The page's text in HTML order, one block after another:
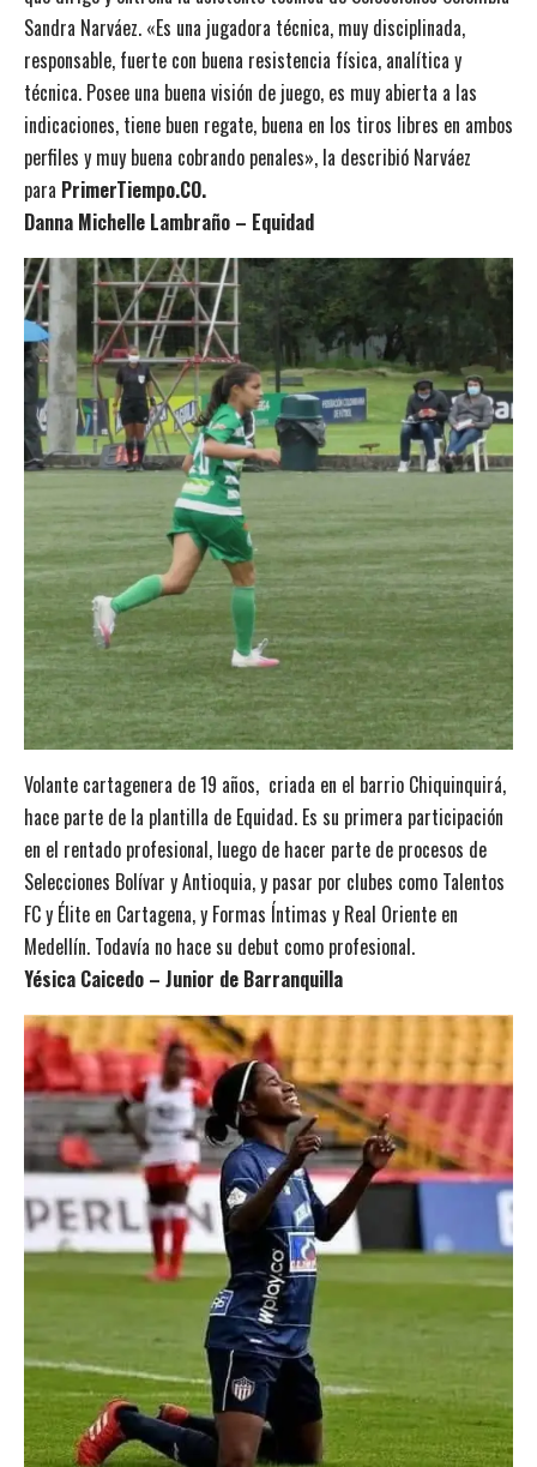
Sandra Narváez. «Es una jugadora técnica, muy disciplinada,
responsable, fuerte con buena resistencia física, analítica y
técnica. Posee una buena visión de juego, es muy abierta a las
indicaciones, tiene buen regate, buena en los tiros libres en ambos
perfiles y muy buena cobrando penales», la describió Narváez
para PrimerTiempo.CO.
Danna Michelle Lambraño – Equidad
Volante cartagenera de 19 años, criada en el barrio Chiquinquirá,
hace parte de la plantilla de Equidad. Es su primera participación
en el rentado profesional, luego de hacer parte de procesos de
Selecciones Bolívar y Antioquia, y pasar por clubes como Talentos
FC y Élite en Cartagena, y Formas Íntimas y Real Oriente en
Medellín. Todavía no hace su debut como profesional.
Yésica Caicedo – Junior de Barranquilla